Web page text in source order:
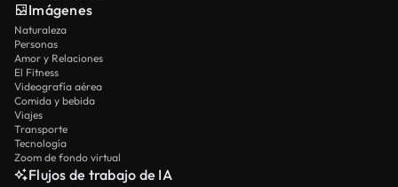
Imágenes
Naturaleza
Personas
Amor y Relaciones
El Fitness
Videografía aérea
Comida y bebida
Viajes
Transporte
Tecnología
Zoom de fondo virtual
Flujos de trabajo de IA